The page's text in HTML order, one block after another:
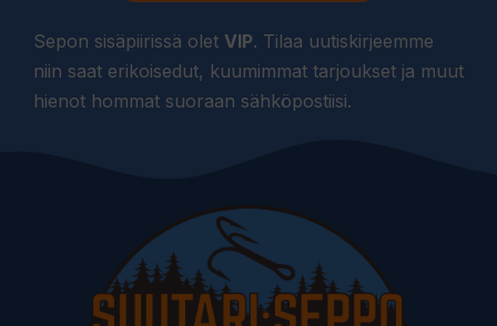
Sepon sisäpiirissä olet VIP. Tilaa uutiskirjeemme
niin saat erikoisedut, kuumimmat tarjoukset ja muut
hienot hommat suoraan sähköpostiisi.